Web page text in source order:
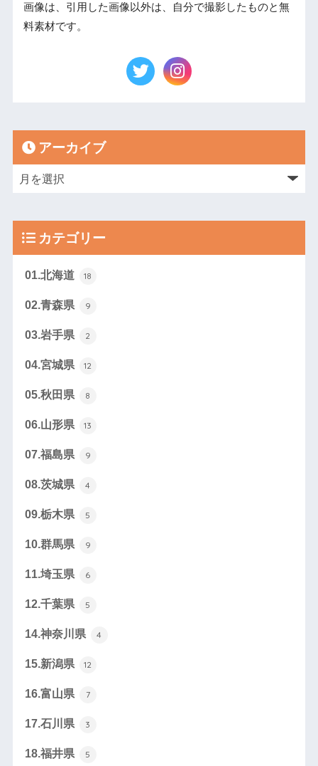
画像は、引用した画像以外は、自分で撮影したものと無
料素材です。
アーカイブ
カテゴリー
01.北海道 18
02.青森県 9
03.岩手県 2
04.宮城県 12
05.秋田県 8
06.山形県 13
07.福島県 9
08.茨城県 4
09.栃木県 5
10.群馬県 9
11.埼玉県 6
12.千葉県 5
14.神奈川県 4
15.新潟県 12
16.富山県 7
17.石川県 3
18.福井県 5